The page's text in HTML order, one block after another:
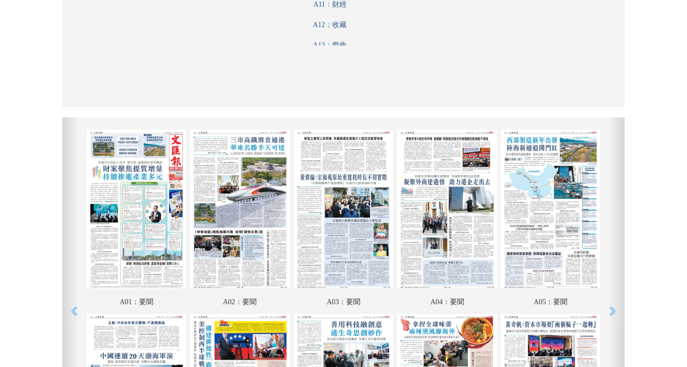
A11：財經
A12：收藏
A13：戲曲
A18：國際
B01：文匯馬經
B02：文匯馬經
B03：文匯馬經
B04：文匯馬經
SW01：匯周刊
SW02-03：匯周刊
SW04：匯周刊
A01：要聞 A02：要聞 A03：要聞 A04：要聞 A05：要聞